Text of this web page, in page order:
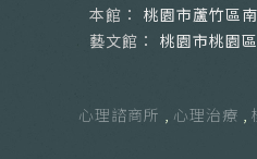
桃園市蘆竹區
桃園市桃園
心理諮商所 心理治療